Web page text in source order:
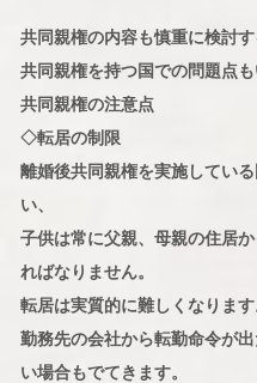
共同親権の内容も慎重に検討す
共同親権を持つ国での問題点も
共同親権の注意点
◇転居の制限
離婚後共同親権を実施してい
い、
子供は常に父親、母親の住居
ればなりません。
転居は実質的に難しくなりま
勤務先の会社から転勤命令が
い場合もでてきます。